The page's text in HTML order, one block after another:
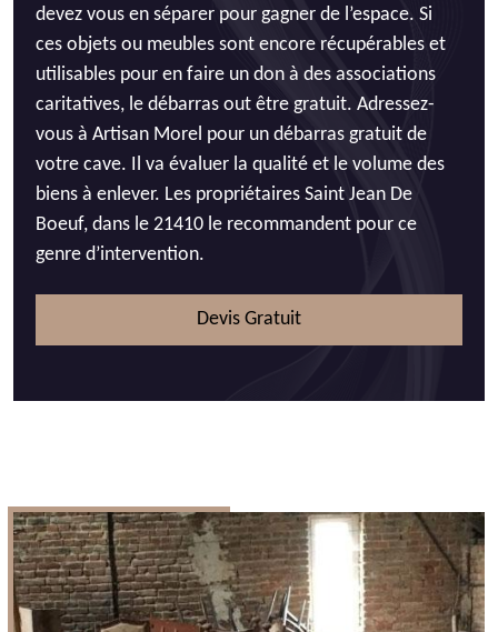
devez vous en séparer pour gagner de l’espace. Si
ces objets ou meubles sont encore récupérables et
utilisables pour en faire un don à des associations
caritatives, le débarras out être gratuit. Adressez-
vous à Artisan Morel pour un débarras gratuit de
votre cave. Il va évaluer la qualité et le volume des
biens à enlever. Les propriétaires Saint Jean De
Boeuf, dans le 21410 le recommandent pour ce
genre d’intervention.
Devis Gratuit